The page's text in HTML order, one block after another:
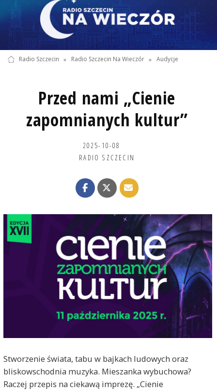
Radio Szczecin » Radio Szczecin Na Wieczór » Audycje
Przed nami „Cienie
zapomnianych kultur”
2025-10-08
RADIO SZCZECIN
Stworzenie świata, tabu w bajkach ludowych oraz
bliskowschodnia muzyka. Mieszanka wybuchowa?
Raczej przepis na ciekawą imprezę. „Cienie